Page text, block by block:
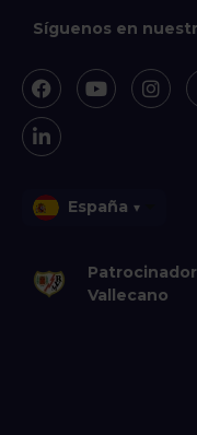
Síguenos en
España ▾
Vallecano